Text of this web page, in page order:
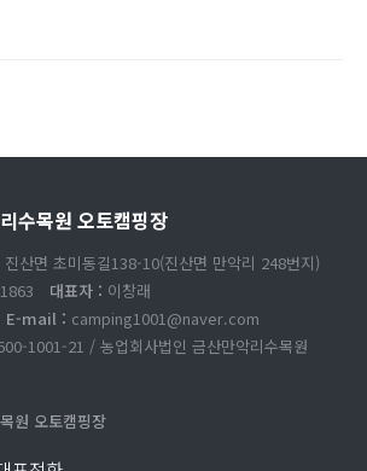
수목원 오토캠핑장
산면 초미동길138-10(진산면 만악리 248번지)
대표자 : 이창래
E-mail : camping1001@naver.com
1001-21 / 농업회사법인 금산만악리수목원
원 오토캠핑장